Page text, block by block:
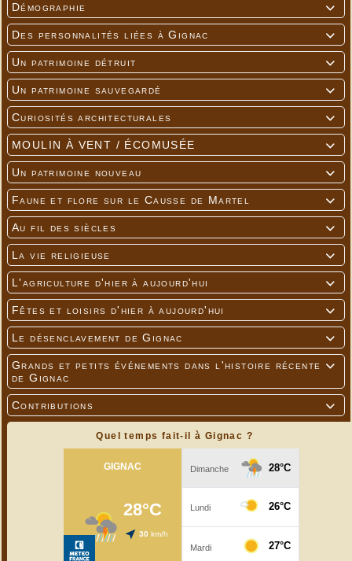

Démographie

Des personnalités liées à Gignac

Un patrimoine détruit

Un patrimoine sauvegardé

Curiosités architecturales

MOULIN À VENT / ÉCOMUSÉE

Un patrimoine nouveau

Faune et flore sur le Causse de Martel

Au fil des siècles

La vie religieuse

L'agriculture d'hier à aujourd'hui

Fêtes et loisirs d'hier à aujourd'hui

Le désenclavement de Gignac

Grands et petits événements dans l'histoire récente
de Gignac

Contributions
Quel temps fait-il à Gignac ?